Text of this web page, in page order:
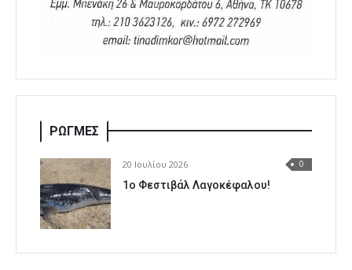
ΡΩΓΜΕΣ
20 Ιουλίου 2026 0
1o Φεστιβάλ Λαγοκέφαλου!